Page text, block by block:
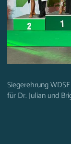
Siegerehrung
für Dr. Julian und